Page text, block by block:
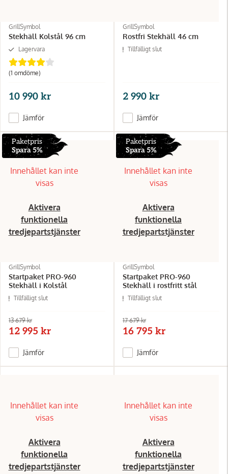
GrillSymbol
Stekhäll Kolstål 96 cm
Lagervara
(1 omdöme)
10 990 kr
Jämför
GrillSymbol
Rostfri Stekhäll 46 cm
Tillfälligt slut
2 990 kr
Jämför
Paketpris
Spara 5%
Innehållet kan inte
visas
Aktivera
funktionella
tredjepartstjänster
GrillSymbol
Startpaket PRO-960
Stekhäll i Kolstål
Tillfälligt slut
13 679 kr
12 995 kr
Jämför
Paketpris
Spara 5%
Innehållet kan inte
visas
Aktivera
funktionella
tredjepartstjänster
GrillSymbol
Startpaket PRO-960
Stekhäll i rostfritt stål
Tillfälligt slut
17 679 kr
16 795 kr
Jämför
Innehållet kan inte
visas
Aktivera
funktionella
tredjepartstjänster
Innehållet kan inte
visas
Aktivera
funktionella
tredjepartstjänster